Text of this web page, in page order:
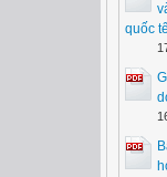
quốc